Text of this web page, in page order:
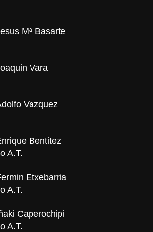
Mª Basarte
Vara
Vazquez
Bentitez
A.T.
Etxebarria
A.T.
Caperochipi
A.T.